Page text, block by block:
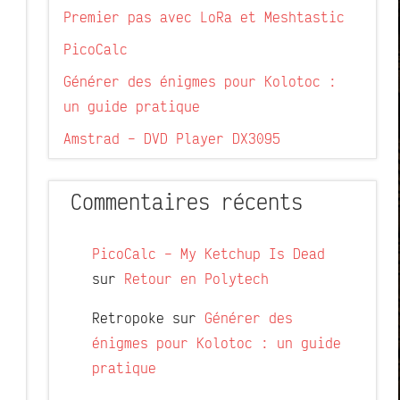
Premier pas avec LoRa et Meshtastic
PicoCalc
Générer des énigmes pour Kolotoc :
un guide pratique
Amstrad – DVD Player DX3095
Commentaires récents
PicoCalc – My Ketchup Is Dead
sur Retour en Polytech
Retropoke sur Générer des
énigmes pour Kolotoc : un guide
pratique